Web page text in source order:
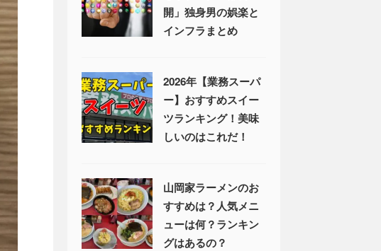
開」独身男の娯楽と
インフラまとめ
2026年【業務スーパ
ー】おすすめスイー
ツランキング！美味
しいのはこれだ！
山岡家ラーメンのお
すすめは？人気メニ
ューは何？ランキン
グはあるの？